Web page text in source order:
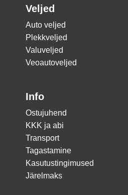
Veljed
Auto veljed
Plekkveljed
Valuveljed
Veoautoveljed
Info
Ostujuhend
KKK ja abi
Transport
Tagastamine
Kasutustingimused
Järelmaks